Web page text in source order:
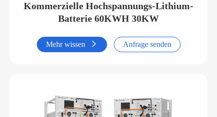
Kommerzielle Hochspannungs-Lithium-
Batterie 60KWH 30KW
Mehr wissen  Anfrage senden